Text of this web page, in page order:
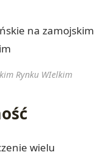
Rynku WIelkim
wielu